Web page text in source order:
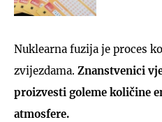
Nuklearna fuzija je proces
zvijezdama. Znanstvenici
proizvesti goleme količine
atmosfere.